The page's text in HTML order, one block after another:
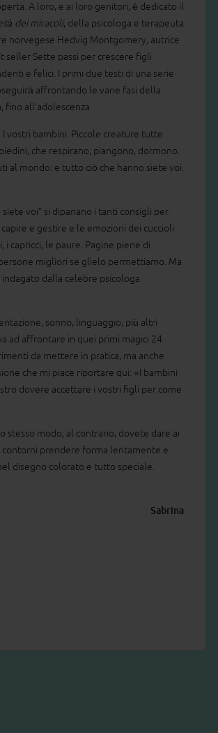
A loro, e ai loro genitori, è dedicato il
dei miracoli, della psicologa e terapeuta
norvegese Hedvig Montgomery, autrice
seller Sette passi per crescere figli
e felici. I primi due testi di una serie
affrontando le varie fasi della
fino all'adolescenza
vostri bambini. Piccole creature tutte
che respirano, piangono, dormono.
al mondo: e tutto ciò che hanno siete voi.
siete voi” si dipanano i tanti consigli per
e gestire e le emozioni dei cuccioli
capricci, le paure. Pagine piene di
migliori se glielo permettiamo. Ma
dalla celebre psicologa
sonno, linguaggio, più altri
ad affrontare in quei primi magici 24
da mettere in pratica, ma anche
che mi piace riportare qui: «I bambini
dovere accettare i vostri figli per come
stesso modo; al contrario, dovete dare ai
contorni prendere forma lentamente e
disegno colorato e tutto speciale.
Sabrina